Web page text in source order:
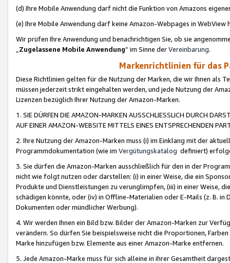
(d) Ihre Mobile Anwendung darf nicht die Funktion von Amazons
(e) Ihre Mobile Anwendung darf keine Amazon-Webpages in WebView
Wir prüfen Ihre Anwendung und benachrichtigen Sie, ob sie
„Zugelassene Mobile Anwendung“ im Sinne derVereinbarung.
Markenrichtlinien für das
Diese Richtlinien gelten für die Nutzung der Marken, die wir Ihnen als
müssen jederzeit strikt eingehalten werden, und jede Nutzung der
Lizenzen bezüglich Ihrer Nutzung der Amazon-Marken.
1. SIE DÜRFEN DIE AMAZON-MARKEN AUSSCHLIESSLICH DURCH
AUF EINER AMAZON-WEBSITE MITTELS EINES ENTSPRECHENDEN
2. Ihre Nutzung der Amazon-Marken muss (i) im Einklang mit der
Programmdokumentation (wie im Vergütungskatalog definiert)
3. Sie dürfen die Amazon-Marken ausschließlich für den in der
nicht wie folgt nutzen oder darstellen: (i) in einer Weise, die ein
Produkte und Dienstleistungen zu verunglimpfen, (iii) in einer Weise,
schädigen könnte, oder (iv) in Offline-Materialien oder E-Mails (z. B. in
Dokumenten oder mündlicher Werbung).
4. Wir werden Ihnen ein Bild bzw. Bilder der Amazon-Marken zur
verändern. So dürfen Sie beispielsweise nicht die Proportionen,
Marke hinzufügen bzw. Elemente aus einer Amazon-Marke entfernen.
5. Jede Amazon-Marke muss für sich alleine in ihrer Gesamtheit